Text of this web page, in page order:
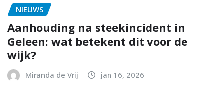
NIEUWS
Aanhouding na steekincident in
Geleen: wat betekent dit voor de
wijk?
Miranda de Vrij jan 16, 2026